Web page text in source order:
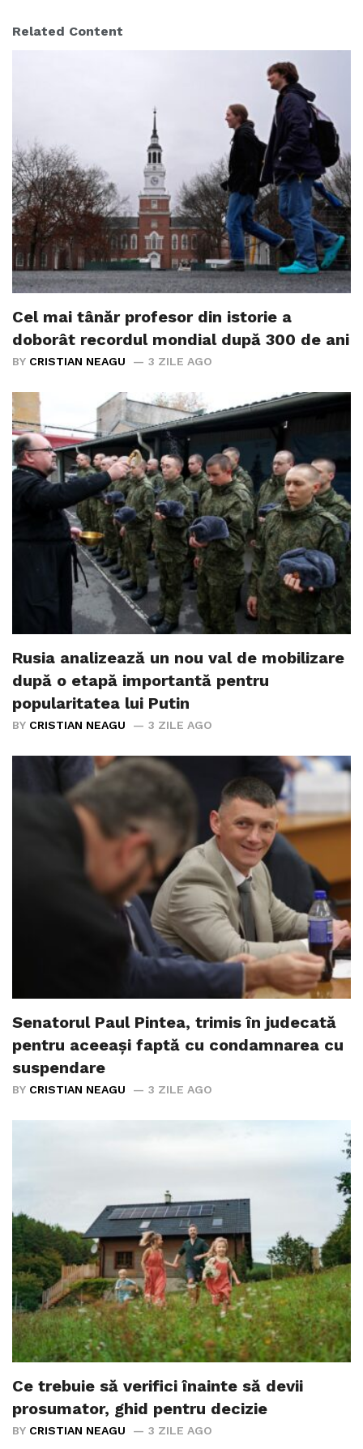
Related Content
Cel mai tânăr profesor din istorie a
doborât recordul mondial după 300 de ani
BY CRISTIAN NEAGU 3 ZILE AGO
Rusia analizează un nou val de mobilizare
după o etapă importantă pentru
popularitatea lui Putin
BY CRISTIAN NEAGU 3 ZILE AGO
Senatorul Paul Pintea, trimis în judecată
pentru aceeași faptă cu condamnarea cu
suspendare
BY CRISTIAN NEAGU 3 ZILE AGO
Ce trebuie să verifici înainte să devii
prosumator, ghid pentru decizie
BY CRISTIAN NEAGU 3 ZILE AGO